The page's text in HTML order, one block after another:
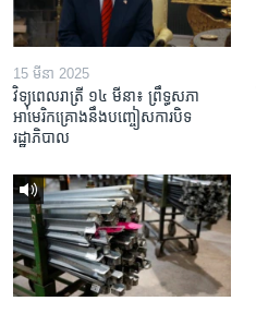
15 មីនា 2025
វិទ្យុពេលរាត្រី ១៤ មីនា៖ ព្រឹទ្ធសភា
អាមេរិកគ្រោងនឹងបញ្ចៀសការបិទ
រដ្ឋាភិបាល